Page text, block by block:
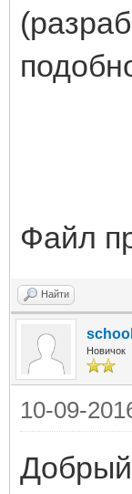
Файл
Найти
Новичок
10-09-
Добрый